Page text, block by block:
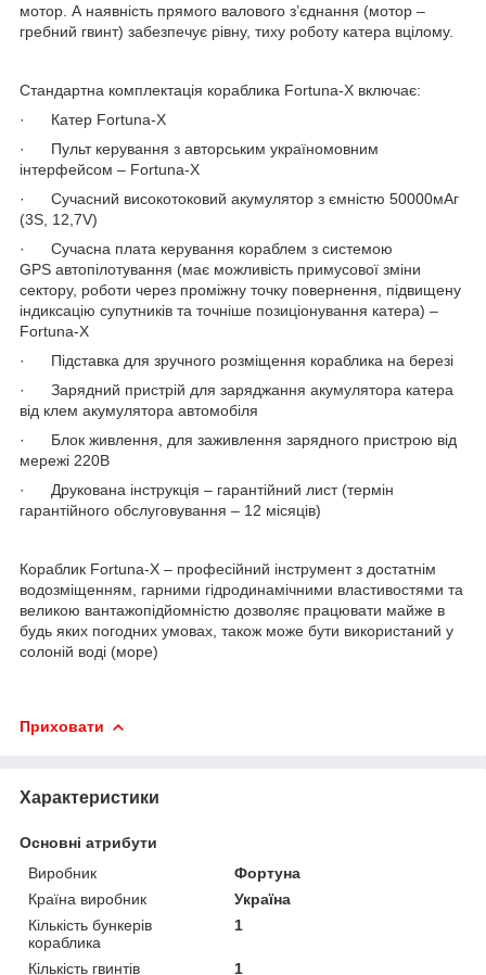
мотор. А наявність прямого валового з’єднання (мотор –
гребний гвинт) забезпечує рівну, тиху роботу катера вцілому.
Стандартна комплектація кораблика Fortuna-X включає:
· Катер Fortuna-X
· Пульт керування з авторським україномовним
інтерфейсом – Fortuna-X
· Сучасний високотоковий акумулятор з ємністю 50000мАг
(3S, 12,7V)
· Сучасна плата керування кораблем з системою
GPS автопілотування (має можливість примусової зміни
сектору, роботи через проміжну точку повернення, підвищену
індиксацію супутників та точніше позиціонування катера) –
Fortuna-X
· Підставка для зручного розміщення кораблика на березі
· Зарядний пристрій для заряджання акумулятора катера
від клем акумулятора автомобіля
· Блок живлення, для заживлення зарядного пристрою від
мережі 220В
· Друкована інструкція – гарантійний лист (термін
гарантійного обслуговування – 12 місяців)
Кораблик Fortuna-X – професійний інструмент з достатнім
водозміщенням, гарними гідродинамічними властивостями та
великою вантажопідйомністю дозволяє працювати майже в
будь яких погодних умовах, також може бути використаний у
солоній воді (море)
Приховати
Характеристики
Основні атрибути
Виробник
Фортуна
Країна виробник
Україна
Кількість бункерів
кораблика
1
Кількість гвинтів
1